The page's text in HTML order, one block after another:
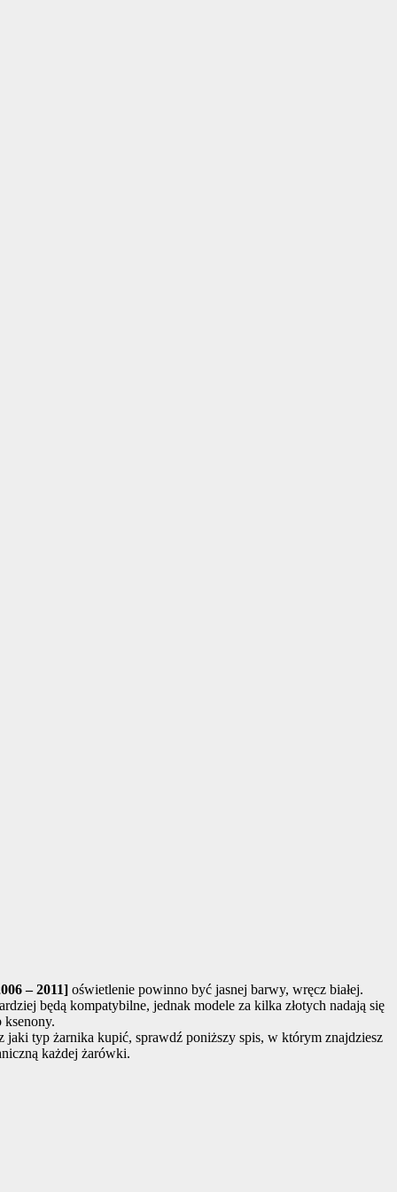
– 2011] oświetlenie powinno być jasnej barwy, wręcz białej.
będą kompatybilne, jednak modele za kilka złotych nadają się
jaki typ żarnika kupić, sprawdź poniższy spis, w którym znajdziesz
każdej żarówki.